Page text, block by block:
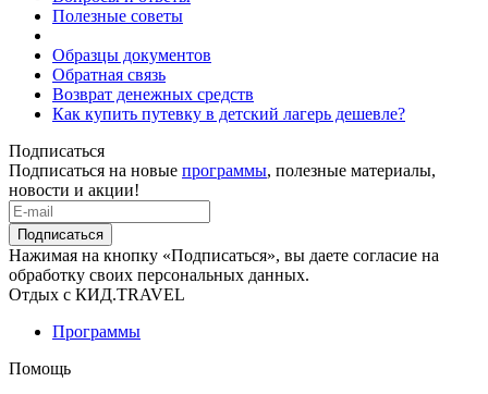
Полезные советы
Образцы документов
Обратная связь
Возврат денежных средств
Как купить путевку в детский лагерь дешевле?
Подписаться
Подписаться на новые программы, полезные материалы,
новости и акции!
Подписаться
Нажимая на кнопку «Подписаться», вы даете согласие на
обработку своих персональных данных.
Отдых с КИД.TRAVEL
Программы
Помощь